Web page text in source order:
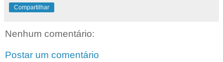
Compartilhar
Nenhum comentário:
Postar um comentário